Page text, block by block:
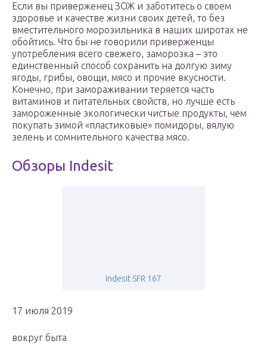
Если вы приверженец ЗОЖ и заботитесь о своем
здоровье и качестве жизни своих детей, то без
вместительного морозильника в наших широтах не
обойтись. Что бы не говорили приверженцы
употребления всего свежего, заморозка – это
единственный способ сохранить на долгую зиму
ягоды, грибы, овощи, мясо и прочие вкусности.
Конечно, при замораживании теряется часть
витаминов и питательных свойств, но лучше есть
замороженные экологически чистые продукты, чем
покупать зимой «пластиковые» помидоры, вялую
зелень и сомнительного качества мясо.
Обзоры Indesit
Indesit SFR 167
17 июля 2019
вокруг быта